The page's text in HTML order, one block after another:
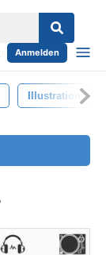
Anmelden
Illustration